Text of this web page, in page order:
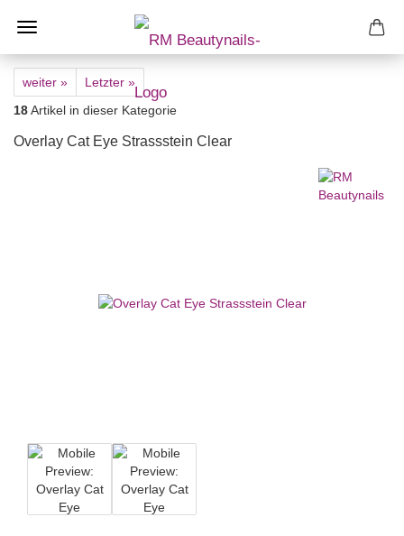
weiter »
Letzter »
18Artikel in dieser Kategorie
Overlay Cat Eye Strassstein Clear